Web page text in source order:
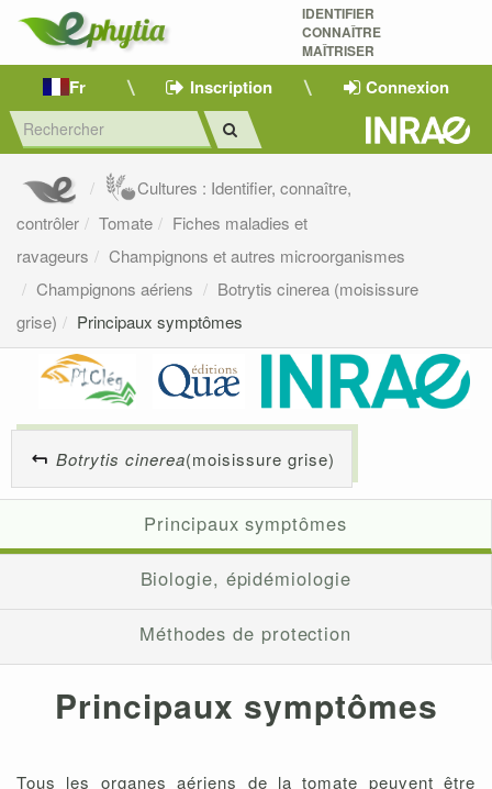
IDENTIFIER
CONNAÎTRE
MAÎTRISER
Fr Inscription Connexion
Cultures : Identifier, connaître,
contrôler
Tomate
Fiches maladies et
ravageurs
Champignons et autres microorganismes
Champignons aériens
Botrytis cinerea (moisissure
grise)
Principaux symptômes
Botrytis cinerea(moisissure grise)
Principaux symptômes
Biologie, épidémiologie
Méthodes de protection
Principaux symptômes
Tous les organes aériens de la tomate peuvent être